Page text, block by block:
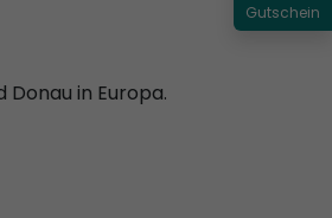
Donau in Europa.
Gutschein